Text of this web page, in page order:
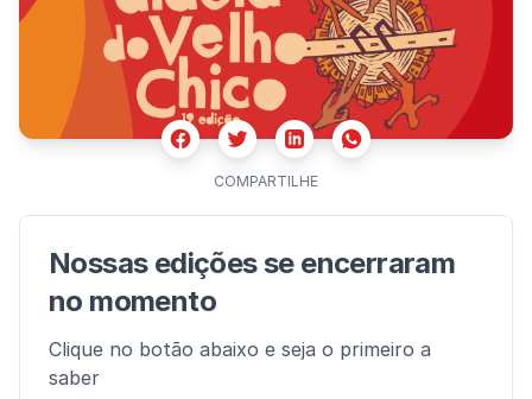
FacebookTwitterLinkedinWhatsapp
COMPARTILHE
Nossas edições se encerraram
no momento
Clique no botão abaixo e seja o primeiro a
saber